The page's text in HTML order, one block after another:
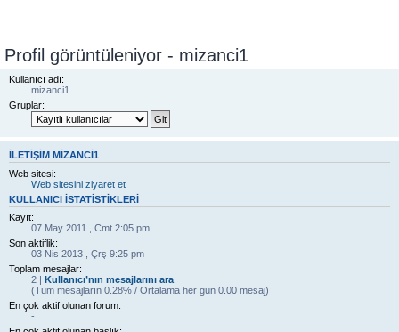
Profil görüntüleniyor - mizanci1
Kullanıcı adı:
mizanci1
Gruplar:
İLETIŞIM MIZANCI1
Web sitesi:
Web sitesini ziyaret et
KULLANICI ISTATISTIKLERI
Kayıt:
07 May 2011 , Cmt 2:05 pm
Son aktiflik:
03 Nis 2013 , Çrş 9:25 pm
Toplam mesajlar:
2 | Kullanıcı’nın mesajlarını ara
(Tüm mesajların 0.28% / Ortalama her gün 0.00 mesaj)
En çok aktif olunan forum:
-